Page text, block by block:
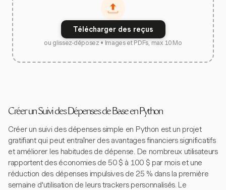
Télécharger des reçus
ou glissez-déposez • Images et PDFs, max 10 Mo
Créer un Suivi des Dépenses de Base en Python
Créer un suivi des dépenses simple en Python est un projet
gratifiant qui peut entraîner des avantages financiers significatifs
et améliorer les habitudes de dépense. De nombreux utilisateurs
rapportent des économies de 50 $ à 100 $ par mois et une
réduction des dépenses impulsives de 25 % dans la première
semaine d'utilisation de leurs trackers personnalisés. Le